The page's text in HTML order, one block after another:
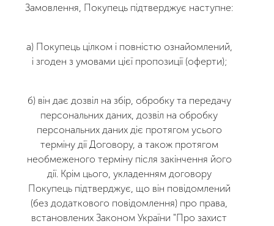
Замовлення, Покупець підтверджує наступне:
а) Покупець цілком і повністю ознайомлений,
і згоден з умовами цієї пропозиції (оферти);
б) він дає дозвіл на збір, обробку та передачу
персональних даних, дозвіл на обробку
персональних даних діє протягом усього
терміну дії Договору, а також протягом
необмеженого терміну після закінчення його
дії. Крім цього, укладенням договору
Покупець підтверджує, що він повідомлений
(без додаткового повідомлення) про права,
встановлених Законом України "Про захист